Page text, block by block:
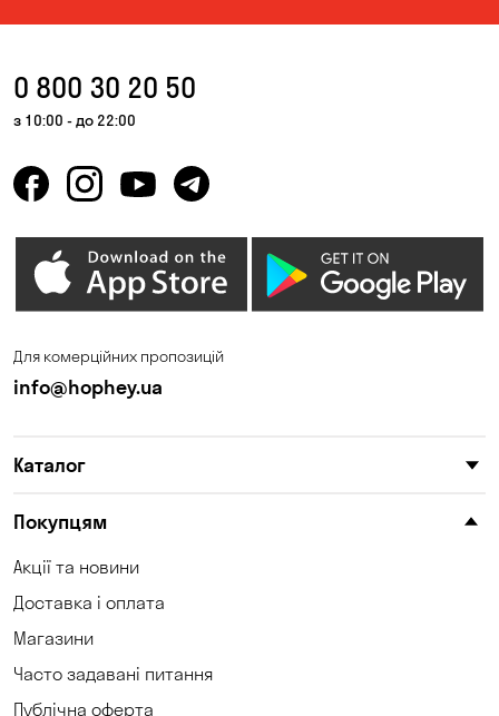
0 800 30 20 50
з 10:00 - до 22:00
Для комерційних пропозицій
info@hophey.ua
Каталог
Покупцям
Акції та новини
Доставка і оплата
Магазини
Часто задавані питання
Публічна оферта